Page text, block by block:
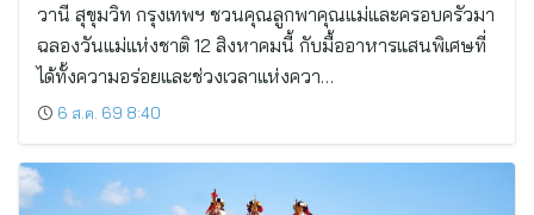
วานี สุขุมวิท กรุงเทพฯ ชวนคุณลูกพาคุณแม่และครอบครัวมา
ฉลองวันแม่แห่งชาติ 12 สิงหาคมนี้ กับมื้ออาหารแสนพิเศษที่
ได้ทั้งความอร่อยและช่วงเวลาแห่งควา…
6 ส.ค. 69 8:40